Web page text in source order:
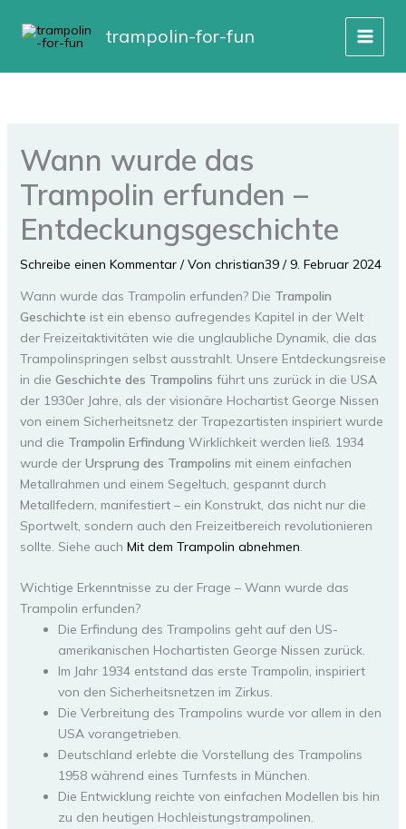
Inhalt
springen
trampolin-for-fun
Wann wurde das
Trampolin erfunden –
Entdeckungsgeschichte
Schreibe einen Kommentar / Von christian39 / 9. Februar 2024
Wann wurde das Trampolin erfunden? Die Trampolin
Geschichte ist ein ebenso aufregendes Kapitel in der Welt
der Freizeitaktivitäten wie die unglaubliche Dynamik, die das
Trampolinspringen selbst ausstrahlt. Unsere Entdeckungsreise
in die Geschichte des Trampolins führt uns zurück in die USA
der 1930er Jahre, als der visionäre Hochartist George Nissen
von einem Sicherheitsnetz der Trapezartisten inspiriert wurde
und die Trampolin Erfindung Wirklichkeit werden ließ. 1934
wurde der Ursprung des Trampolins mit einem einfachen
Metallrahmen und einem Segeltuch, gespannt durch
Metallfedern, manifestiert – ein Konstrukt, das nicht nur die
Sportwelt, sondern auch den Freizeitbereich revolutionieren
sollte. Siehe auch Mit dem Trampolin abnehmen.
Wichtige Erkenntnisse zu der Frage – Wann wurde das
Trampolin erfunden?
Die Erfindung des Trampolins geht auf den US-
amerikanischen Hochartisten George Nissen zurück.
Im Jahr 1934 entstand das erste Trampolin, inspiriert
von den Sicherheitsnetzen im Zirkus.
Die Verbreitung des Trampolins wurde vor allem in den
USA vorangetrieben.
Deutschland erlebte die Vorstellung des Trampolins
1958 während eines Turnfests in München.
Die Entwicklung reichte von einfachen Modellen bis hin
zu den heutigen Hochleistungstrampolinen.